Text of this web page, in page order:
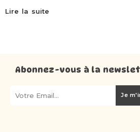
Lire la suite
Abonnez-vous à la
Je